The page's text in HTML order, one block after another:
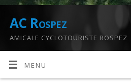
AC Rospez
AMICALE CYCLOTOURISTE ROSPEZ
MENU